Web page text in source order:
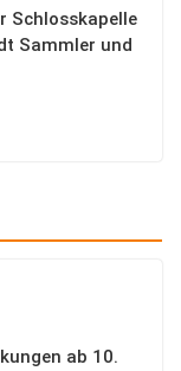
Schlosskapelle
Sammler und
ab 10.